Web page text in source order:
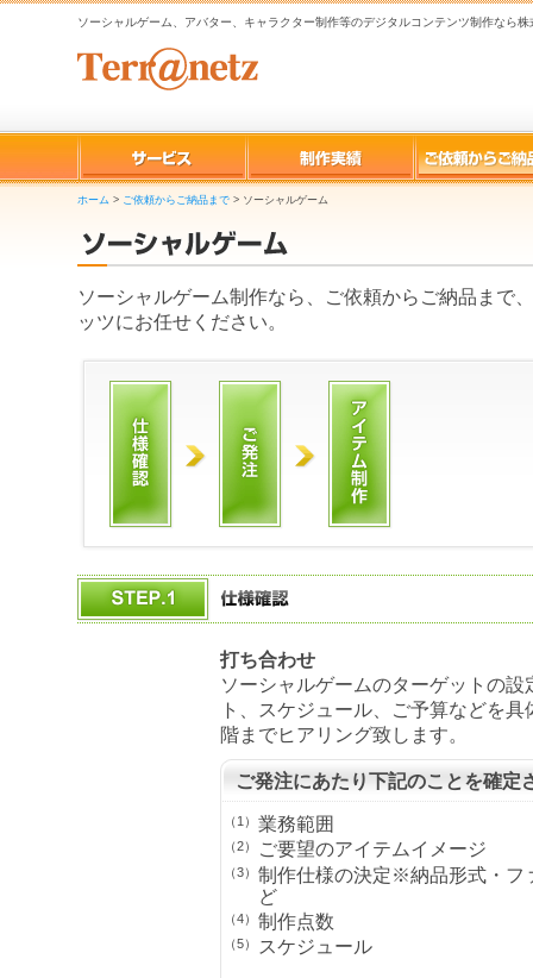
ソーシャルゲーム、アバター、キャラクター制作等のデジタルコンテンツ制作なら
ホーム > ご依頼からご納品まで > ソーシャルゲーム
ソーシャルゲーム制作なら、ご依頼からご納品まで
ッツにお任せください。
打ち合わせ
ソーシャルゲームのターゲットの
ト、スケジュール、ご予算などを
階までヒアリング致します。
ご発注にあたり下記のことを確定
（1） 業務範囲
（2） ご要望のアイテムイメージ
（3） 制作仕様の決定※納品形式・フ
ど
（4） 制作点数
（5） スケジュール